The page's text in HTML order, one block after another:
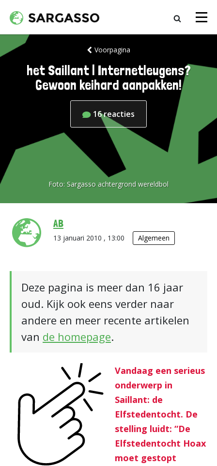
Voorpagina
het Saillant | Internetleugens?
Gewoon keihard aanpakken!
16reacties
Foto: Sargasso achtergrond wereldbol
AB
13 januari 2010 , 13:00 Algemeen
Deze pagina is meer dan 16 jaar
oud. Kijk ook eens verder naar
andere en meer recente artikelen
van de homepage.
Vandaag een serieus
onderwerp in
Saillant: de
Elfstedentocht. De
stelling luidt: “De
Elfstedentocht Hoax
moet gestopt